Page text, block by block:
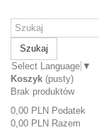
Szukaj
Select Language ▼
Koszyk (pusty)
Brak produktów
0,00 PLN Podatek
0,00 PLN Razem